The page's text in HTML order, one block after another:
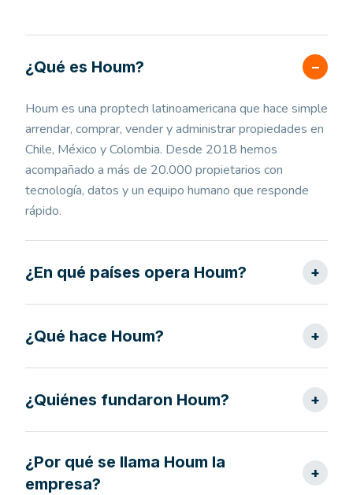
¿Qué es Houm? –
Houm es una proptech latinoamericana que hace simple
arrendar, comprar, vender y administrar propiedades en
Chile, México y Colombia. Desde 2018 hemos
acompañado a más de 20.000 propietarios con
tecnología, datos y un equipo humano que responde
rápido.
¿En qué países opera Houm? +
¿Qué hace Houm? +
¿Quiénes fundaron Houm? +
¿Por qué se llama Houm la
empresa?
+